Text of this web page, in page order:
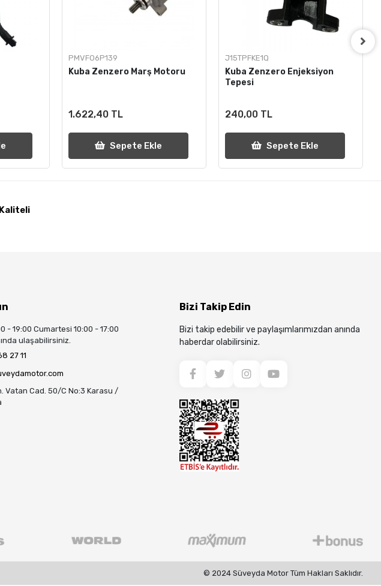
PMVFO6P139
Kuba Zenzero Marş Motoru
1.622,40 TL
Sepete Ekle
J15TPFKE1Q
Kuba Zenzero Enjeksiyon
Tepesi
240,00 TL
Sepete Ekle
Kaliteli
- 19:00 Cumartesi 10:00 - 17:00
ulaşabilirsiniz.
27 11
Vatan Cad. 50/C No:3 Karasu /
Bizi Takip Edin
Bizi takip edebilir ve paylaşımlarımızdan anında
haberdar olabilirsiniz.
© 2024 Süveyda Motor Tüm Hakları Saklıdır.